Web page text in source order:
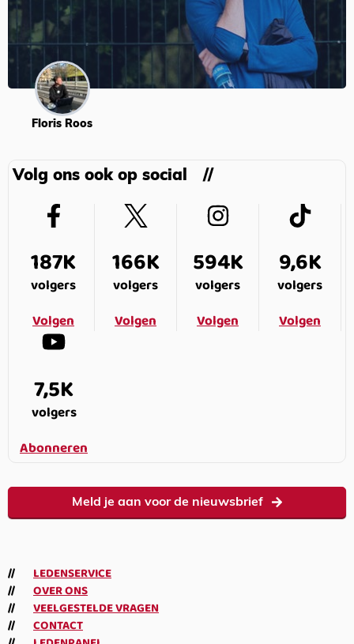
Floris Roos
Volg ons ook op social
187K
volgers
Volgen
166K
volgers
Volgen
594K
volgers
Volgen
9,6K
volgers
Volgen
7,5K
volgers
Abonneren
Meld je aan voor de nieuwsbrief
LEDENSERVICE
OVER ONS
VEELGESTELDE VRAGEN
CONTACT